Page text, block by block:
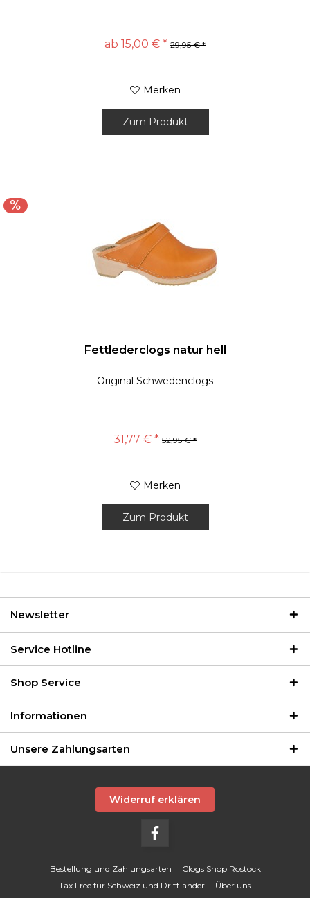
ab 15,00 € * 29,95 € *
Merken
Zum Produkt
Fettlederclogs natur hell
Original Schwedenclogs
31,77 € * 52,95 € *
Merken
Zum Produkt
Newsletter
Service Hotline
Shop Service
Informationen
Unsere Zahlungsarten
Widerruf erklären
Bestellung und Zahlungsarten
Clogs Shop Rostock
Tax Free für Schweiz und Drittländer
Über uns